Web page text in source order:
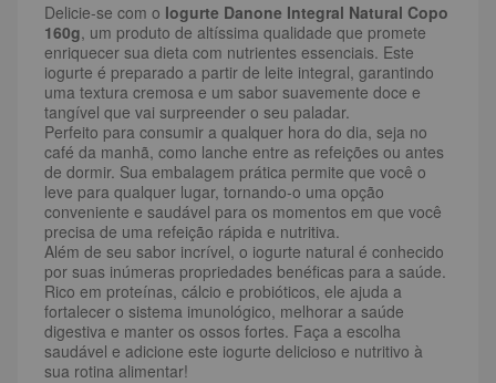
Delicie-se com o Iogurte Danone Integral Natural Copo
160g, um produto de altíssima qualidade que promete
enriquecer sua dieta com nutrientes essenciais. Este
iogurte é preparado a partir de leite integral, garantindo
uma textura cremosa e um sabor suavemente doce e
tangível que vai surpreender o seu paladar.
Perfeito para consumir a qualquer hora do dia, seja no
café da manhã, como lanche entre as refeições ou antes
de dormir. Sua embalagem prática permite que você o
leve para qualquer lugar, tornando-o uma opção
conveniente e saudável para os momentos em que você
precisa de uma refeição rápida e nutritiva.
Além de seu sabor incrível, o iogurte natural é conhecido
por suas inúmeras propriedades benéficas para a saúde.
Rico em proteínas, cálcio e probióticos, ele ajuda a
fortalecer o sistema imunológico, melhorar a saúde
digestiva e manter os ossos fortes. Faça a escolha
saudável e adicione este iogurte delicioso e nutritivo à
sua rotina alimentar!